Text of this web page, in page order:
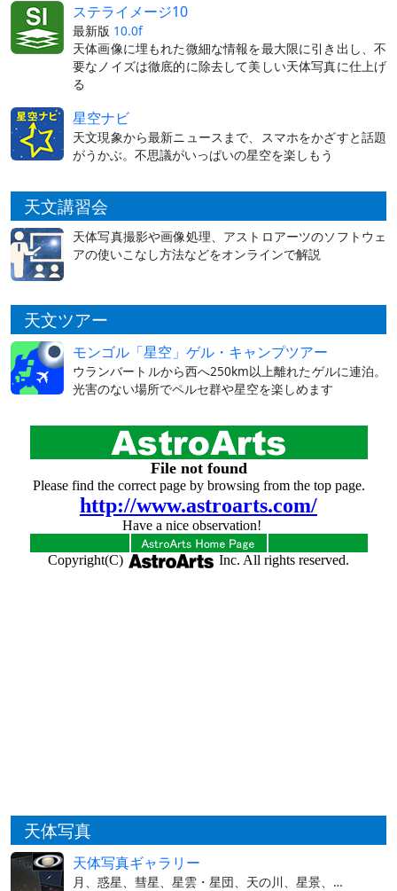
ステライメージ10
最新版 10.0f
天体画像に埋もれた微細な情報を最大限に引き出し、不
要なノイズは徹底的に除去して美しい天体写真に仕上げ
る
星空ナビ
天文現象から最新ニュースまで、スマホをかざすと話題
がうかぶ。不思議がいっぱいの星空を楽しもう
天文講習会
天体写真撮影や画像処理、アストロアーツのソフトウェ
アの使いこなし方法などをオンラインで解説
天文ツアー
モンゴル「星空」ゲル・キャンプツアー
ウランバートルから西へ250km以上離れたゲルに連泊。
光害のない場所でペルセ群や星空を楽しめます
天体写真
天体写真ギャラリー
月、惑星、彗星、星雲・星団、天の川、星景、…